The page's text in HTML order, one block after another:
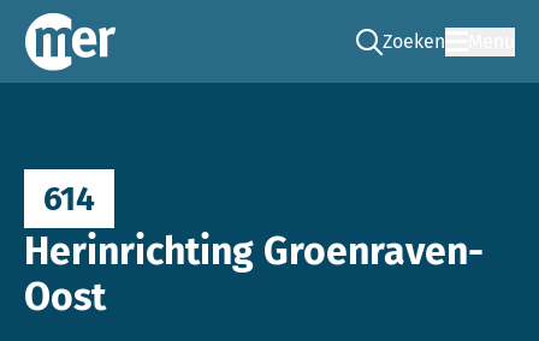
Commissie mer
Zoeken
Ga naar de zoek
614
Herinrichting Groenraven-
Oost